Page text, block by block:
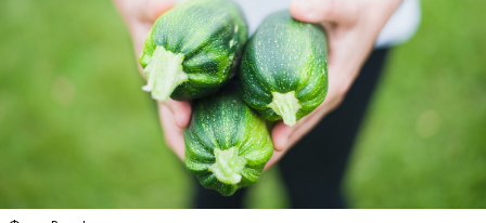
РЕЦЕПТЫ
Ингредиенты